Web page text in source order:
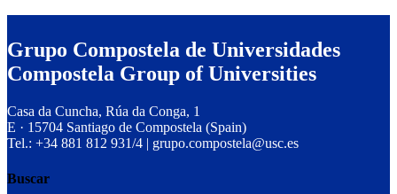
Grupo Compostela de Universidades
Compostela Group of Universities
Casa da Cuncha, Rúa da Conga, 1
E · 15704 Santiago de Compostela (Spain)
Tel.: +34 881 812 931/4 | grupo.compostela@usc.es
Buscar